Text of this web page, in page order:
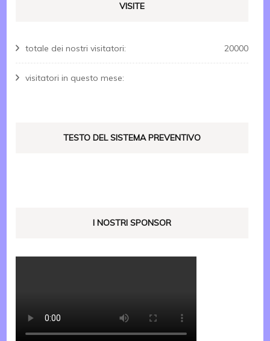
VISITE
20000
totale dei nostri visitatori:
visitatori in questo mese:
TESTO DEL SISTEMA PREVENTIVO
I NOSTRI SPONSOR